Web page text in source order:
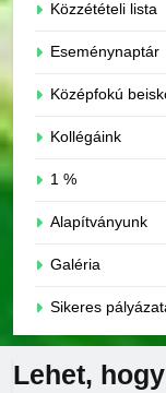
Közzétételi lista
Eseménynaptár
Középfokú
Kollégáink
1 %
Alapítványunk
Galéria
Sikeres
Lehet,